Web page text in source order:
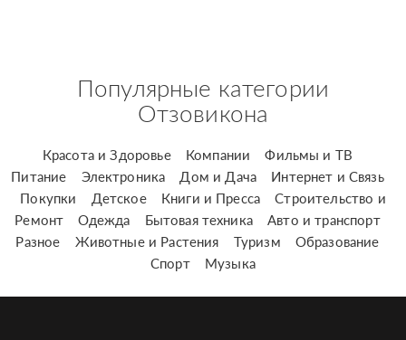
Популярные категории
Отзовикона
Красота и Здоровье Компании
Фильмы и ТВ
Питание
Электроника Дом и Дача
Интернет и Связь
Покупки
Детское Книги и Пресса
Строительство и
Ремонт
Одежда Бытовая техника
Авто и транспорт
Разное
Животные и Растения Туризм
Образование
Спорт
Музыка